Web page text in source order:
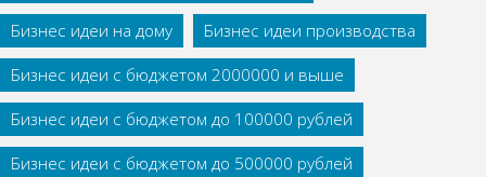
Бизнес идеи на дому
Бизнес идеи производства
Бизнес идеи с бюджетом 2000000 и выше
Бизнес идеи с бюджетом до 100000 рублей
Бизнес идеи с бюджетом до 500000 рублей